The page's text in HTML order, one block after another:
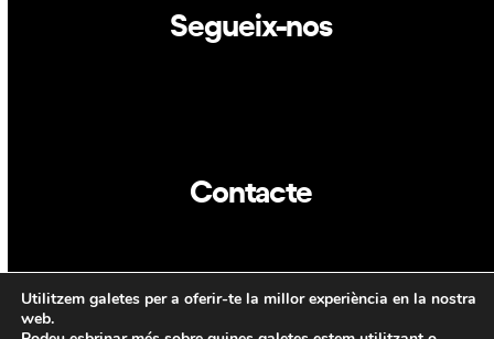
Segueix-nos
Contacte
CAT ENG
Utilitzem galetes per a oferir-te la millor experiència en la nostra
web.